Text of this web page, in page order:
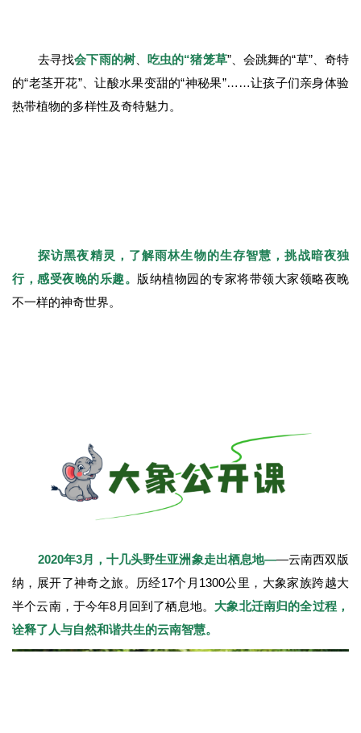
去寻找会下雨的树、 吃虫的“猪笼草”、会跳舞的“草”、奇特
的“老茎开花”、让酸水果变甜的“神秘果”……让孩子们亲身体验
热带植物的多样性及奇特魅力。
探访黑夜精灵，了解雨林生物的生存智慧，挑战暗夜独
版纳植物园的专家将带领大家领略夜晚